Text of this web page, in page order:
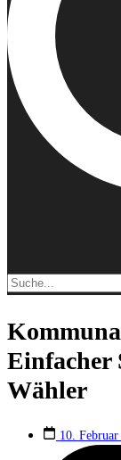
Einfacher
Wähler
10.